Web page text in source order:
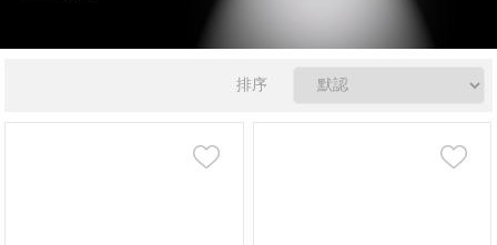
排序